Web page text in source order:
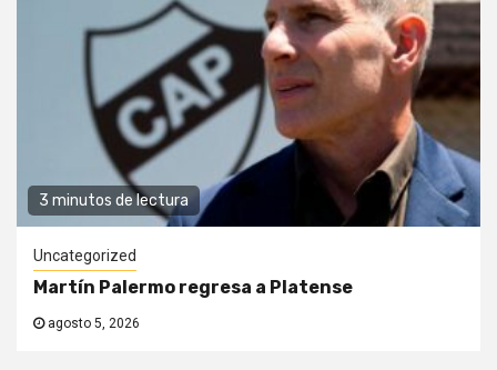
3 minutos de lectura
Uncategorized
Martín Palermo regresa a Platense
agosto 5, 2026